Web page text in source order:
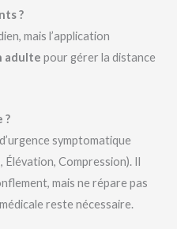
?
mais l’application
adulte pour gérer la distance
?
symptomatique
Élévation, Compression). Il
mais ne répare pas
reste nécessaire.